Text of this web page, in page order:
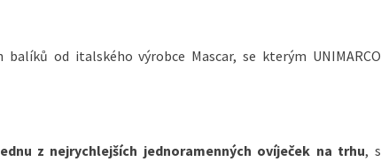
balíků od italského výrobce Mascar, se kterým UNIMARCO
z nejrychlejších jednoramenných ovíječek na trhu, s